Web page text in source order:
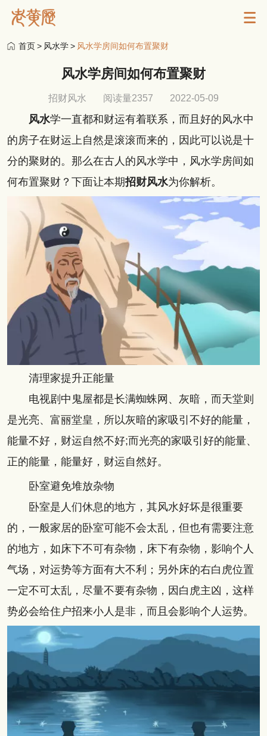
首页> 风水学> 风水学房间如何布置聚财
风水学房间如何布置聚财
招财风水 阅读量2357 2022-05-09
风水学一直都和财运有着联系，而且好的风水中
的房子在财运上自然是滚滚而来的，因此可以说是十
分的聚财的。那么在古人的风水学中，风水学房间如
何布置聚财？下面让本期招财风水为你解析。
清理家提升正能量
电视剧中鬼屋都是长满蜘蛛网、灰暗，而天堂则
是光亮、富丽堂皇，所以灰暗的家吸引不好的能量，
能量不好，财运自然不好;而光亮的家吸引好的能量、
正的能量，能量好，财运自然好。
卧室避免堆放杂物
卧室是人们休息的地方，其风水好坏是很重要
的，一般家居的卧室可能不会太乱，但也有需要注意
的地方，如床下不可有杂物，床下有杂物，影响个人
气场，对运势等方面有大不利；另外床的右白虎位置
一定不可太乱，尽量不要有杂物，因白虎主凶，这样
势必会给住户招来小人是非，而且会影响个人运势。